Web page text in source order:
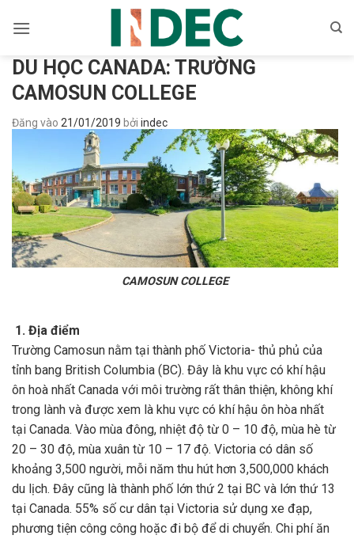
qua
dungDU HỌC CANADA: TRƯỜNG
CAMOSUN COLLEGE
Đăng vào 21/01/2019 bởi indec
CAMOSUN COLLEGE
1. Địa điểm
Trường Camosun nằm tại thành phố Victoria- thủ phủ của
tỉnh bang British Columbia (BC). Đây là khu vực có khí hậu
ôn hoà nhất Canada với môi trường rất thân thiện, không khí
trong lành và được xem là khu vực có khí hậu ôn hòa nhất
tại Canada. Vào mùa đông, nhiệt độ từ 0 – 10 độ, mùa hè từ
20 – 30 độ, mùa xuân từ 10 – 17 độ. Victoria có dân số
khoảng 3,500 người, mỗi năm thu hút hơn 3,500,000 khách
du lịch. Đây cũng là thành phố lớn thứ 2 tại BC và lớn thứ 13
tại Canada. 55% số cư dân tại Victoria sử dụng xe đạp,
phương tiện công công hoặc đi bộ để di chuyển. Chi phí ăn